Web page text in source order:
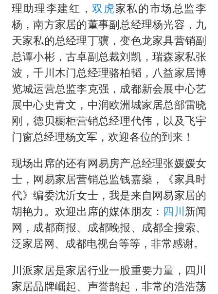
理助理李建红， 双虎家私的市场总监李
杨，南方家居的董事副总经理杨光容，九
天家私的总经理丁骥，变色龙家具营销副
总谭小彬，古卓副总裁刘凯，瑞森家私张
波，千川木门总经理骆柏韬，八益家居博
览城运营总监李克强，成都新会展中心艺
展中心史青文，中润欧洲城家居总部雷晓
刚，德贝橱柜营销总经理代伟，以及飞宇
门窗总经理杨文军，欢迎各位的到来！
现场出席的还有网易房产总经理张媛媛女
士，网易家居营销总监钱嘉燊，《家具时
代》编委沈沂女士，我是来自网易家居的
胡艳力。欢迎出席的媒体朋友： 四川新闻
网，成都商报、成都晚报、成都全搜索、
泛家居网、成都电视台等等，非常感谢。
川派家居是家居行业一股重要力量，四川
家居品牌崛起、声誉鹊起，非常的浩浩荡